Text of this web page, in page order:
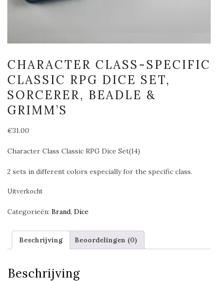
CHARACTER CLASS-SPECIFIC
CLASSIC RPG DICE SET,
SORCERER, BEADLE &
GRIMM’S
€31.00
Character Class Classic RPG Dice Set(14)
2 sets in different colors especially for the specific class.
Uitverkocht
Categorieën: Brand, Dice
Beschrijving Beoordelingen (0)
Beschrijving